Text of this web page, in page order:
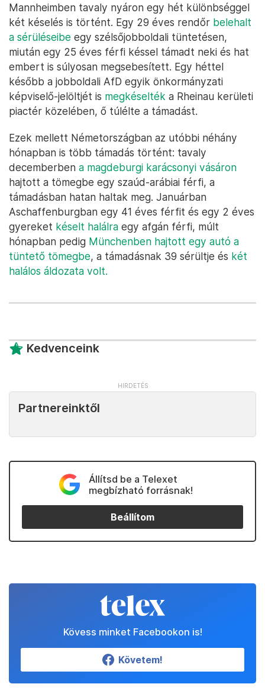
Mannheimben tavaly nyáron egy hét különbséggel
két késelés is történt. Egy 29 éves rendőr belehalt
a sérüléseibe egy szélsőjobboldali tüntetésen,
miután egy 25 éves férfi késsel támadt neki és hat
embert is súlyosan megsebesített. Egy héttel
később a jobboldali AfD egyik önkormányzati
képviselő-jelöltjét is megkéselték a Rheinau kerületi
piactér közelében, ő túlélte a támadást.
Ezek mellett Németországban az utóbbi néhány
hónapban is több támadás történt: tavaly
decemberben a magdeburgi karácsonyi vásáron
hajtott a tömegbe egy szaúd-arábiai férfi, a
támadásban hatan haltak meg. Januárban
Aschaffenburgban egy 41 éves férfit és egy 2 éves
gyereket késelt halálra egy afgán férfi, múlt
hónapban pedig Münchenben hajtott egy autó a
tüntető tömegbe, a támadásnak 39 sérültje és két
halálos áldozata volt.
Kedvenceink
Partnereinktől
Állítsd be a Telexet
megbízható forrásnak!
Beállítom
Kövess minket Facebookon is!
Követem!